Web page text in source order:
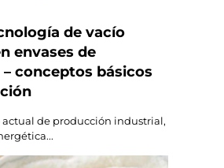
de vacío
envases de
conceptos básicos
actual de producción industrial,